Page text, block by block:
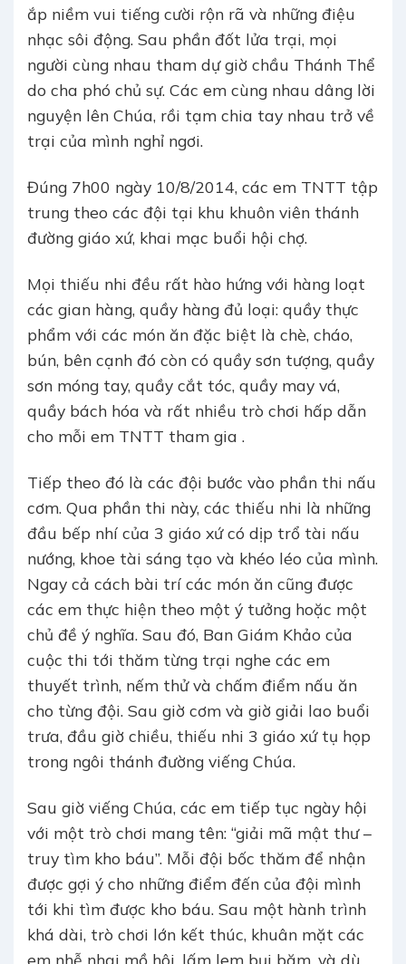
ắp niềm vui tiếng cười rộn rã và những điệu
nhạc sôi động. Sau phần đốt lửa trại, mọi
người cùng nhau tham dự giờ chầu Thánh Thể
do cha phó chủ sự. Các em cùng nhau dâng lời
nguyện lên Chúa, rồi tạm chia tay nhau trở về
trại của mình nghỉ ngơi.
Đúng 7h00 ngày 10/8/2014, các em TNTT tập
trung theo các đội tại khu khuôn viên thánh
đường giáo xứ, khai mạc buổi hội chợ.
Mọi thiếu nhi đều rất hào hứng với hàng loạt
các gian hàng, quầy hàng đủ loại: quầy thực
phẩm với các món ăn đặc biệt là chè, cháo,
bún, bên cạnh đó còn có quầy sơn tượng, quầy
sơn móng tay, quầy cắt tóc, quầy may vá,
quầy bách hóa và rất nhiều trò chơi hấp dẫn
cho mỗi em TNTT tham gia .
Tiếp theo đó là các đội bước vào phần thi nấu
cơm. Qua phần thi này, các thiếu nhi là những
đầu bếp nhí của 3 giáo xứ có dịp trổ tài nấu
nướng, khoe tài sáng tạo và khéo léo của mình.
Ngay cả cách bài trí các món ăn cũng được
các em thực hiện theo một ý tưởng hoặc một
chủ đề ý nghĩa. Sau đó, Ban Giám Khảo của
cuộc thi tới thăm từng trại nghe các em
thuyết trình, nếm thử và chấm điểm nấu ăn
cho từng đội. Sau giờ cơm và giờ giải lao buổi
trưa, đầu giờ chiều, thiếu nhi 3 giáo xứ tụ họp
trong ngôi thánh đường viếng Chúa.
Sau giờ viếng Chúa, các em tiếp tục ngày hội
với một trò chơi mang tên: “giải mã mật thư –
truy tìm kho báu”. Mỗi đội bốc thăm để nhận
được gợi ý cho những điểm đến của đội mình
tới khi tìm được kho báu. Sau một hành trình
khá dài, trò chơi lớn kết thúc, khuân mặt các
em nhễ nhại mồ hôi, lấm lem bụi bặm, và dù